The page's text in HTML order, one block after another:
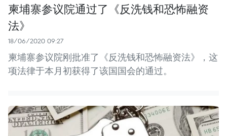
柬埔寨参议院通过了《反洗钱和恐怖融资
法》
18/06/2020 09:27
柬埔寨参议院刚批准了《反洗钱和恐怖融资法》，这
项法律于本月初获得了该国国会的通过。